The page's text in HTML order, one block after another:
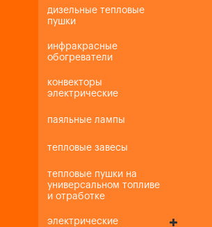
дизельные тепловые
пушки
инфракрасные
обогреватели
конвекторы
электрические
паяльные лампы
тепловые завесы
тепловые пушки на
универсальном топливе
и отработке
электрические